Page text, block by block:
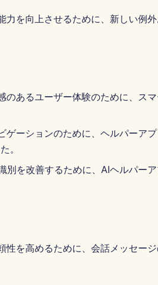
力を向上させるために、新しい例
のあるユーザー体験のために、ス
ゲーションのために、ヘルパーア
。
別を改善するために、AIヘルパー
性を高めるために、会話メッセージ